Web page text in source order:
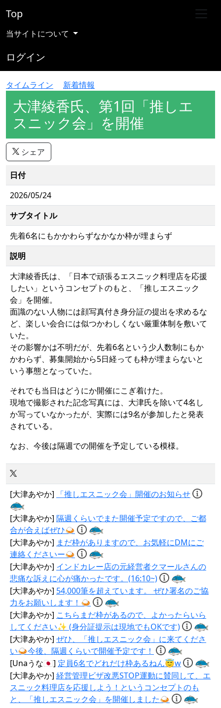
Top
当サイトについて
ログイン
タイムライン 新着情報
大津綾香氏、第1回「推しエ
スニック会」を開催
シェア
日付
2026/05/24
サブタイトル
先着6名にもかかわらずなかなか枠が埋まらず
説明
大津綾香氏は、「日本で頑張るエスニック料理店を応援
したい」というコンセプトのもと、「推しエスニック
会」を開催。
面識のない人物には顔写真付き身分証の提出を求めるな
ど、楽しい会合には似つかわしくない厳重体制を敷いて
いた。
その影響かは不明だが、先着6名という少人数制にもか
かわらず、募集開始から5日経っても枠が埋まらないと
いう事態となっていた。
それでも当日はどうにか開催にこぎ着けた。
現地で撮影された記念写真には、大津氏を除いて4名し
か写っていなかったが、実際には9名が参加したと発表
されている。
なお、今後は隔週での開催を予定している模様。
[大津あやか] 「推しエスニック会」開催のお知らせ
[大津あやか] 隔週くらいでまた開催予定ですので、ご都
合が合えばぜひ🍛
[大津あやか] まだ枠がありますので、お気軽にDMにご
連絡くださいー🍛
[大津あやか] インドカレー店の元経営者クマールさんの
悲痛な訴えに心が痛かったです。(16:10~)
[大津あやか] 54,000筆を超えています。 ぜひ署名のご協
力をお願いします！🍛
[大津あやか] こちらまだ枠があるので、よかったらいら
してください✨ (身分証提示は現地でもOKです)
[大津あやか] ぜひ、「推しエスニック会」に来てくださ
い🍛今後、隔週くらいで開催予定です！
[Unaうな🇯🇵] 定員6名でどれだけ枠あるねん😇w
[大津あやか] 経営管理ビザ改悪STOP運動に賛同して、エ
スニック料理店を応援しよう！というコンセプトのも
と、「推しエスニック会」を開催しました🍛